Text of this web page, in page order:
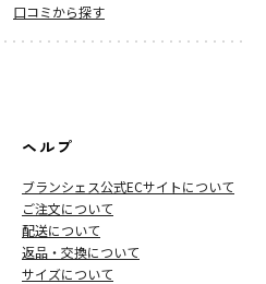
口コミから探す
ヘルプ
ブランシェス公式ECサイトについて
ご注文について
配送について
返品・交換について
サイズについて